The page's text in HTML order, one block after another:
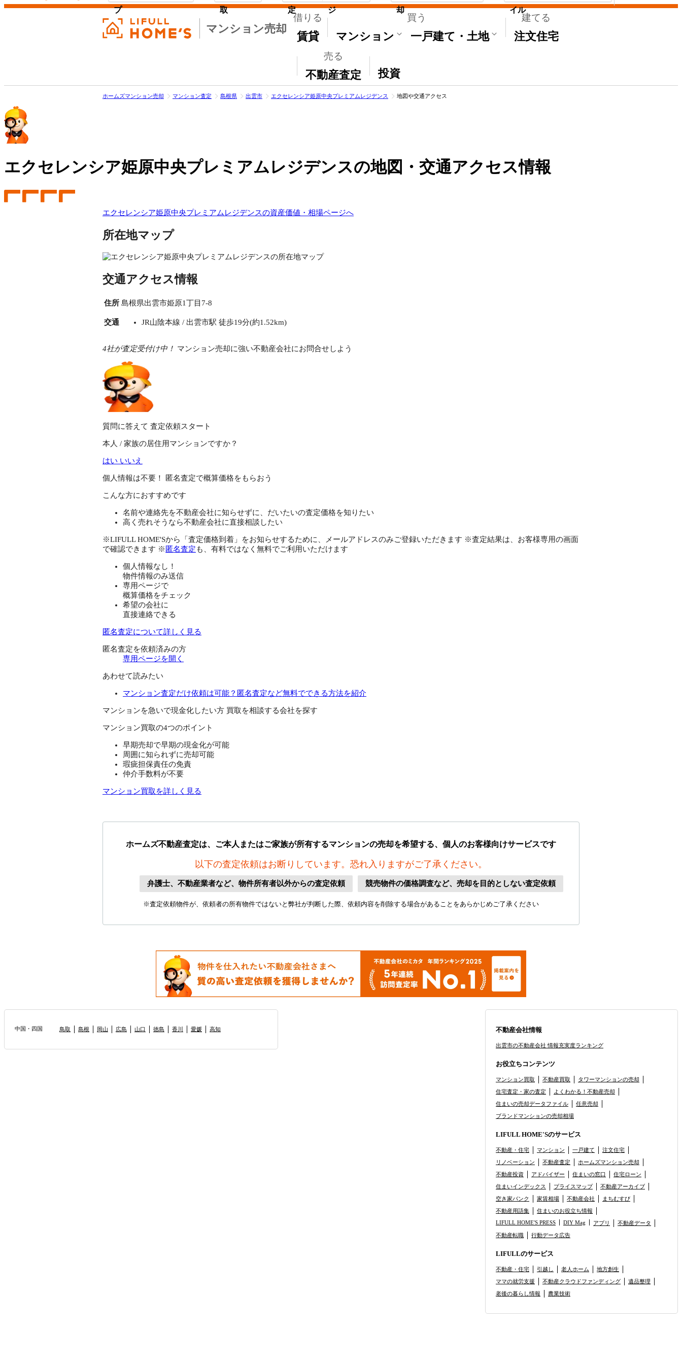
マンション売却
借りる
賃貸
買う
マンション 一戸建て・土地
建てる
注文住宅
売る
不動産査定
その他
投資
プ 取 定 ジ 却 イル
ホームズマンション売却 マンション査定 島根県 出雲市 エクセレンシア姫原中央プレミアムレジデンス 地図や交通アクセス
エクセレンシア姫原中央プレミアムレジデンスの地図・交通アクセス情報
エクセレンシア姫原中央プレミアムレジデンスの資産価値・相場ページへ
所在地マップ
交通アクセス情報
住所 島根県出雲市姫原1丁目7-8
交通 JR山陰本線 / 出雲市駅 徒歩19分(約1.52km)
4社が査定受付け中！ マンション売却に強い不動産会社にお問合せしよう
質問に答えて 査定依頼スタート
本人 / 家族の居住用マンションですか？
はい いいえ
個人情報は不要！ 匿名査定で概算価格をもらおう
こんな方におすすめです
名前や連絡先を不動産会社に知らせずに、だいたいの査定価格を知りたい
高く売れそうなら不動産会社に直接相談したい
※LIFULL HOME'Sから「査定価格到着」をお知らせするために、メールアドレスのみご登録いただきます ※査定結果は、お客様専用の画面
で確認できます ※匿名査定 も、有料ではなく無料でご利用いただけます
個人情報なし！
物件情報のみ送信
専用ページで
概算価格をチェック
希望の会社に
直接連絡できる
匿名査定について詳しく見る
匿名査定を依頼済みの方
専用ページを開く
あわせて読みたい
マンション査定だけ依頼は可能？匿名査定など無料でできる方法を紹介
マンションを急いで現金化したい方 買取を相談する会社を探す
マンション買取の4つのポイント
早期売却で早期の現金化が可能
周囲に知られずに売却可能
瑕疵担保責任の免責
仲介手数料が不要
マンション買取を詳しく見る
ホームズ不動産査定は、ご本人またはご家族が所有するマンションの売却を希望する、個人のお客様向けサービスです
以下の査定依頼はお断りしています。恐れ入りますがご了承ください。
弁護士、不動産業者など、物件所有者以外からの査定依頼 競売物件の価格調査など、売却を目的としない査定依頼
※査定依頼物件が、依頼者の所有物件ではないと弊社が判断した際、依頼内容を削除する場合があることをあらかじめご了承ください
中国・四国 鳥取 島根 岡山 広島 山口 徳島 香川 愛媛 高知 不動産会社情報
出雲市の不動産会社 情報充実度ランキング
お役立ちコンテンツ
マンション買取 不動産買取
タワーマンションの売却
住宅査定・家の査定
よくわかる！不動産売却
住まいの売却データファイル
任意売却
ブランドマンションの売却相場
LIFULL HOME'Sのサービス
不動産・住宅 マンション 一戸建て
注文住宅
リノベーション
不動産査定
ホームズマンション売却
不動産投資
アドバイザー 住まいの窓口
住宅ローン
住まいインデックス
プライスマップ
不動産アーカイブ
空き家バンク
家賃相場 不動産会社
まちむすび
不動産用語集
住まいのお役立ち情報
LIFULL HOME'S PRESS
DIY Mag アプリ
不動産データ
不動産転職
行動データ広告
LIFULLのサービス
不動産・住宅 引越し 老人ホーム
地方創生
ママの就労支援
不動産クラウドファンディング
遺品整理
老後の暮らし情報
農業技術